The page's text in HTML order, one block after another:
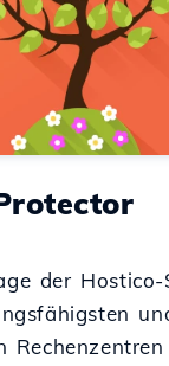
der Hostico-